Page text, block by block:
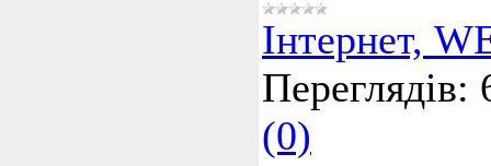
Інтернет,
Переглядів:
(0)